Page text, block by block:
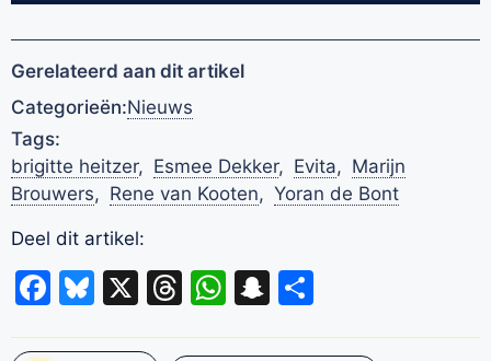
Gerelateerd aan dit artikel
Categorieën:Nieuws
Tags:
brigitte heitzer, Esmee Dekker, Evita, Marijn
Brouwers, Rene van Kooten, Yoran de Bont
Deel dit artikel:
Facebook
Bluesky
X Threads
WhatsApp
Snapchat